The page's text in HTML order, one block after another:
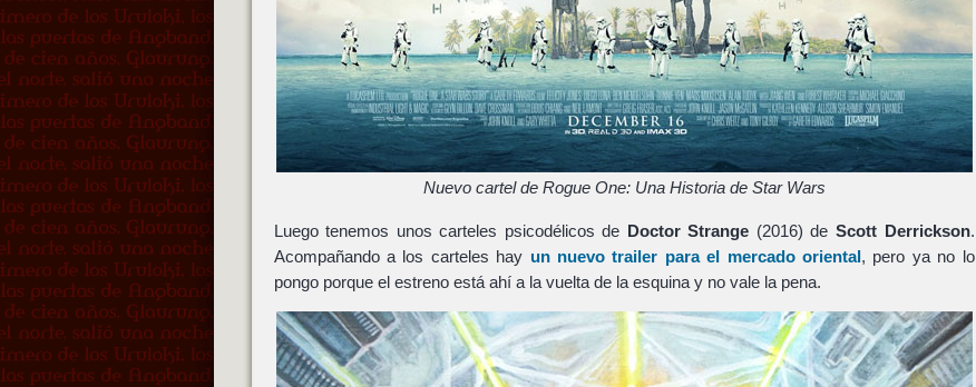
Nuevo cartel de Rogue One: Una Historia de Star Wars
Luego tenemos unos carteles psicodélicos de Doctor Strange (2016) de Scott Derrickson.
Acompañando a los carteles hay un nuevo trailer para el mercado oriental, pero ya no lo
pongo porque el estreno está ahí a la vuelta de la esquina y no vale la pena.